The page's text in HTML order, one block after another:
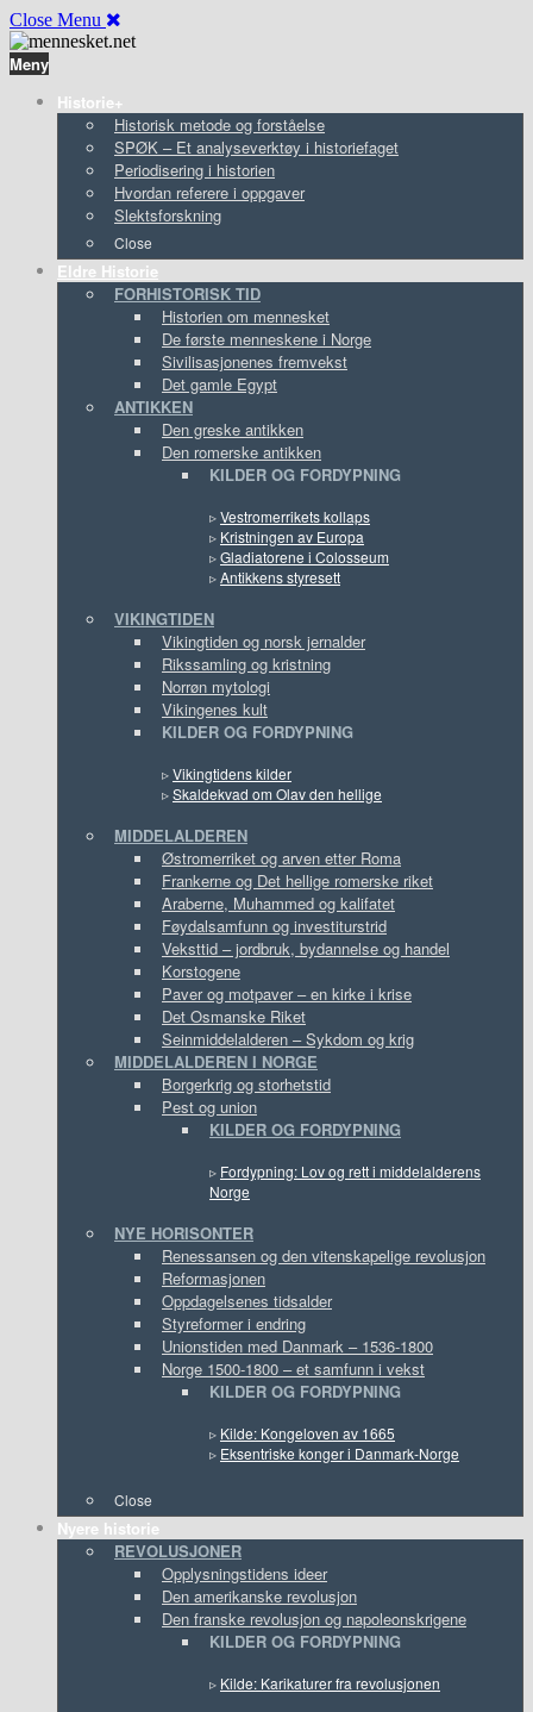
Close Menu
Meny
Historie+
Historisk metode og forståelse
SPØK – Et analyseverktøy i historiefaget
Periodisering i historien
Hvordan referere i oppgaver
Slektsforskning
Close
Eldre Historie
FORHISTORISK TID
Historien om mennesket
De første menneskene i Norge
Sivilisasjonenes fremvekst
Det gamle Egypt
ANTIKKEN
Den greske antikken
Den romerske antikken
KILDER OG FORDYPNING
▹Vestromerrikets kollaps
▹ Kristningen av Europa
▹Gladiatorene i Colosseum
▹Antikkens styresett
VIKINGTIDEN
Vikingtiden og norsk jernalder
Rikssamling og kristning
Norrøn mytologi
Vikingenes kult
KILDER OG FORDYPNING
▹Vikingtidens kilder
▹Skaldekvad om Olav den hellige
MIDDELALDEREN
Østromerriket og arven etter Roma
Frankerne og Det hellige romerske riket
Araberne, Muhammed og kalifatet
Føydalsamfunn og investiturstrid
Veksttid – jordbruk, bydannelse og handel
Korstogene
Paver og motpaver – en kirke i krise
Det Osmanske Riket
Seinmiddelalderen – Sykdom og krig
MIDDELALDEREN I NORGE
Borgerkrig og storhetstid
Pest og union
KILDER OG FORDYPNING
▹ Fordypning: Lov og rett i middelalderens
Norge
NYE HORISONTER
Renessansen og den vitenskapelige revolusjon
Reformasjonen
Oppdagelsenes tidsalder
Styreformer i endring
Unionstiden med Danmark – 1536-1800
Norge 1500-1800 – et samfunn i vekst
KILDER OG FORDYPNING
▹ Kilde: Kongeloven av 1665
▹ Eksentriske konger i Danmark-Norge
Close
Nyere historie
REVOLUSJONER
Opplysningstidens ideer
Den amerikanske revolusjon
Den franske revolusjon og napoleonskrigene
KILDER OG FORDYPNING
▹ Kilde: Karikaturer fra revolusjonen